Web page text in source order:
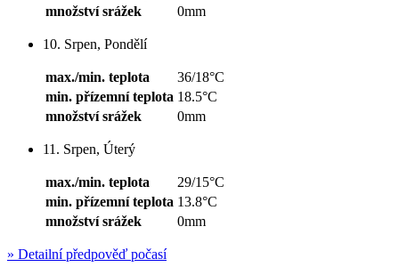
množství srážek
0mm
10. Srpen, Pondělí
max./min. teplota
36/18°C
min. přízemní teplota 18.5°C
množství srážek
0mm
11. Srpen, Úterý
max./min. teplota
29/15°C
min. přízemní teplota 13.8°C
množství srážek
0mm
» Detailní předpověď počasí